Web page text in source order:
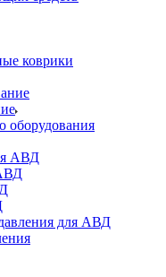
коврики
оборудования
АВД
для АВД